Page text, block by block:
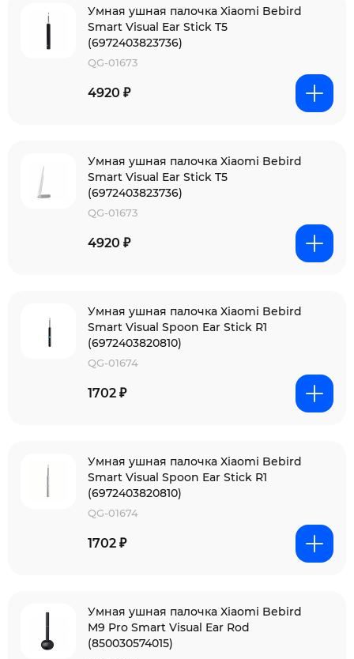
Умная ушная палочка Xiaomi Bebird
Smart Visual Ear Stick T5
(6972403823736)
QG-01673
4920 ₽
Умная ушная палочка Xiaomi Bebird
Smart Visual Ear Stick T5
(6972403823736)
QG-01673
4920 ₽
Умная ушная палочка Xiaomi Bebird
Smart Visual Spoon Ear Stick R1
(6972403820810)
QG-01674
1702 ₽
Умная ушная палочка Xiaomi Bebird
Smart Visual Spoon Ear Stick R1
(6972403820810)
QG-01674
1702 ₽
Умная ушная палочка Xiaomi Bebird
M9 Pro Smart Visual Ear Rod
(850030574015)